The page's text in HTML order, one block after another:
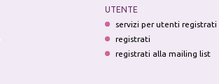
UTENTE
servizi per utenti registrati
registrati
registrati alla mailing list